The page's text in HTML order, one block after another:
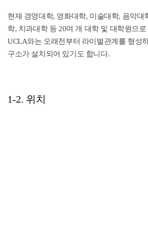
현재 경영대학, 영화대학, 미술대학, 음악대
학, 치과대학 등 20여 개 대학 및 대학원으
UCLA와는 오래전부터 라이벌관계를 형성
구소가 설치되어 있기도 합니다.
1-2. 위치